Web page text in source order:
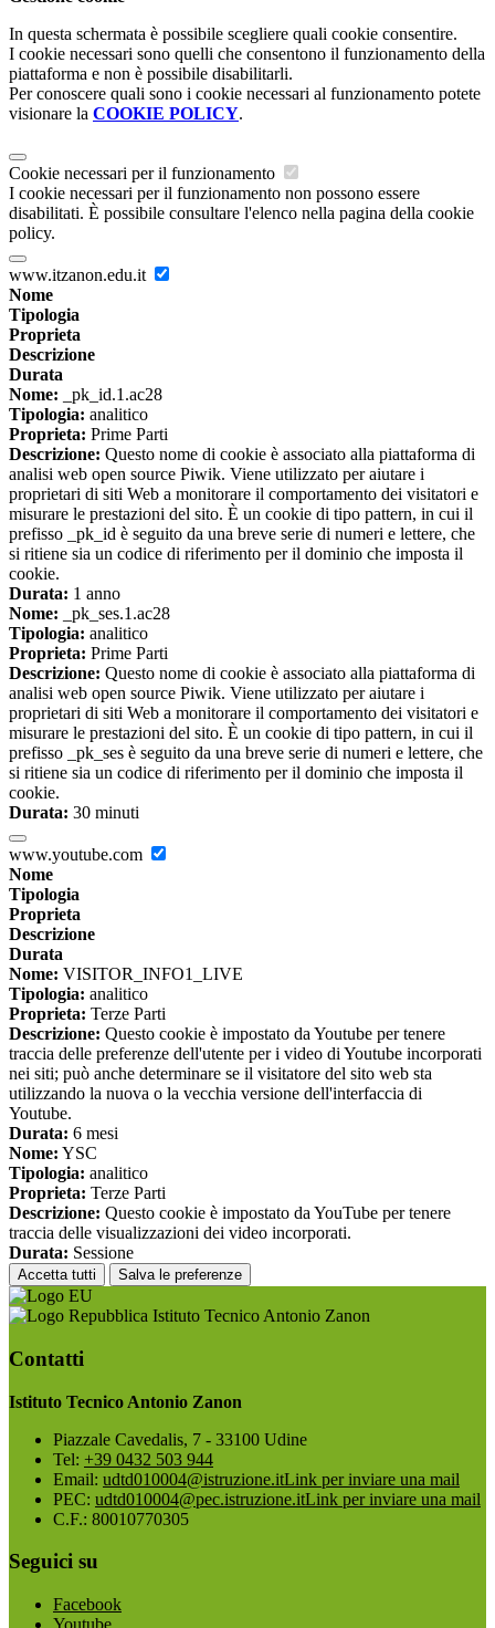
In questa schermata è possibile scegliere quali cookie consentire.
I cookie necessari sono quelli che consentono il funzionamento della
piattaforma e non è possibile disabilitarli.
Per conoscere quali sono i cookie necessari al funzionamento potete
visionare la COOKIE POLICY.
Cookie necessari per il funzionamento
I cookie necessari per il funzionamento non possono essere
disabilitati. È possibile consultare l'elenco nella pagina della cookie
policy.
www.itzanon.edu.it
Nome
Tipologia
Proprieta
Descrizione
Durata
Nome: _pk_id.1.ac28
Tipologia: analitico
Proprieta: Prime Parti
Descrizione: Questo nome di cookie è associato alla piattaforma di
analisi web open source Piwik. Viene utilizzato per aiutare i
proprietari di siti Web a monitorare il comportamento dei visitatori e
misurare le prestazioni del sito. È un cookie di tipo pattern, in cui il
prefisso _pk_id è seguito da una breve serie di numeri e lettere, che
si ritiene sia un codice di riferimento per il dominio che imposta il
cookie.
Durata: 1 anno
Nome: _pk_ses.1.ac28
Tipologia: analitico
Proprieta: Prime Parti
Descrizione: Questo nome di cookie è associato alla piattaforma di
analisi web open source Piwik. Viene utilizzato per aiutare i
proprietari di siti Web a monitorare il comportamento dei visitatori e
misurare le prestazioni del sito. È un cookie di tipo pattern, in cui il
prefisso _pk_ses è seguito da una breve serie di numeri e lettere, che
si ritiene sia un codice di riferimento per il dominio che imposta il
cookie.
Durata: 30 minuti
www.youtube.com
Nome
Tipologia
Proprieta
Descrizione
Durata
Nome: VISITOR_INFO1_LIVE
Tipologia: analitico
Proprieta: Terze Parti
Descrizione: Questo cookie è impostato da Youtube per tenere
traccia delle preferenze dell'utente per i video di Youtube incorporati
nei siti; può anche determinare se il visitatore del sito web sta
utilizzando la nuova o la vecchia versione dell'interfaccia di
Youtube.
Durata: 6 mesi
Nome: YSC
Tipologia: analitico
Proprieta: Terze Parti
Descrizione: Questo cookie è impostato da YouTube per tenere
traccia delle visualizzazioni dei video incorporati.
Durata: Sessione
Accetta tutti Salva le preferenze
Istituto Tecnico Antonio Zanon
Contatti
Istituto Tecnico Antonio Zanon
Piazzale Cavedalis, 7 - 33100 Udine
Tel: +39 0432 503 944
Email: udtd010004@istruzione.itLink per inviare una mail
PEC: udtd010004@pec.istruzione.itLink per inviare una mail
C.F.: 80010770305
Seguici su
Facebook
Youtube